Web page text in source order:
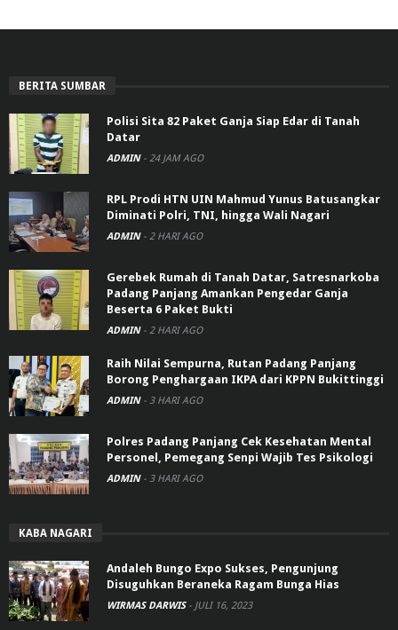
BERITA SUMBAR
Polisi Sita 82 Paket Ganja Siap Edar di Tanah
Datar
ADMIN - 24 JAM AGO
RPL Prodi HTN UIN Mahmud Yunus Batusangkar
Diminati Polri, TNI, hingga Wali Nagari
ADMIN - 2 HARI AGO
Gerebek Rumah di Tanah Datar, Satresnarkoba
Padang Panjang Amankan Pengedar Ganja
Beserta 6 Paket Bukti
ADMIN - 2 HARI AGO
Raih Nilai Sempurna, Rutan Padang Panjang
Borong Penghargaan IKPA dari KPPN Bukittinggi
ADMIN - 3 HARI AGO
Polres Padang Panjang Cek Kesehatan Mental
Personel, Pemegang Senpi Wajib Tes Psikologi
ADMIN - 3 HARI AGO
KABA NAGARI
Andaleh Bungo Expo Sukses, Pengunjung
Disuguhkan Beraneka Ragam Bunga Hias
WIRMAS DARWIS - JULI 16, 2023